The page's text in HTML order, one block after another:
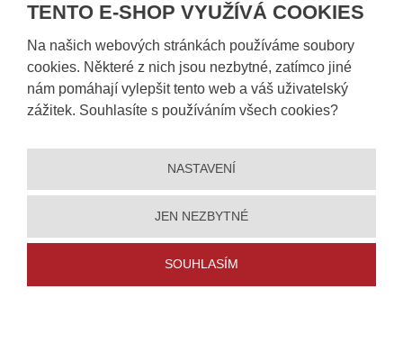
TENTO E-SHOP VYUŽÍVÁ COOKIES
Na našich webových stránkách používáme soubory
cookies. Některé z nich jsou nezbytné, zatímco jiné
nám pomáhají vylepšit tento web a váš uživatelský
zážitek. Souhlasíte s používáním všech cookies?
NASTAVENÍ
JEN NEZBYTNÉ
SOUHLASÍM
Informace k dostupnosti zboží
© 2026, VT DATA, a.s.
Ochrana osobních údajů